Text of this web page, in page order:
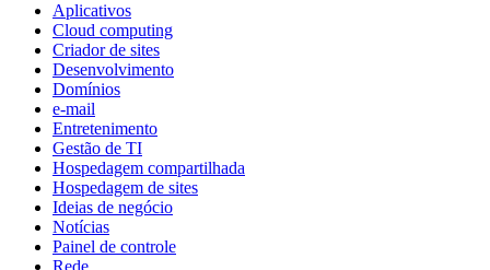
Aplicativos
Cloud computing
Criador de sites
Desenvolvimento
Domínios
e-mail
Entretenimento
Gestão de TI
Hospedagem compartilhada
Hospedagem de sites
Ideias de negócio
Notícias
Painel de controle
Rede